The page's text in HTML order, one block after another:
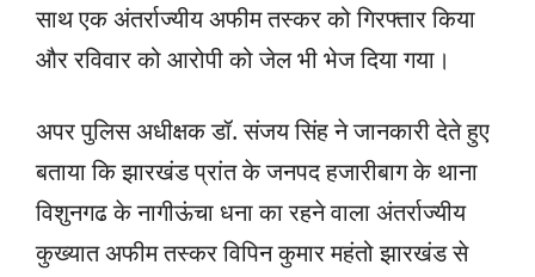
साथ एक अंतर्राज्यीय अफीम तस्कर को गिरफ्तार किया
और रविवार को आरोपी को जेल भी भेज दिया गया।
अपर पुलिस अधीक्षक डॉ. संजय सिंह ने जानकारी देते हुए
बताया कि झारखंड प्रांत के जनपद हजारीबाग के थाना
विशुनगढ के नागीऊंचा धना का रहने वाला अंतर्राज्यीय
कुख्यात अफीम तस्कर विपिन कुमार महंतो झारखंड से